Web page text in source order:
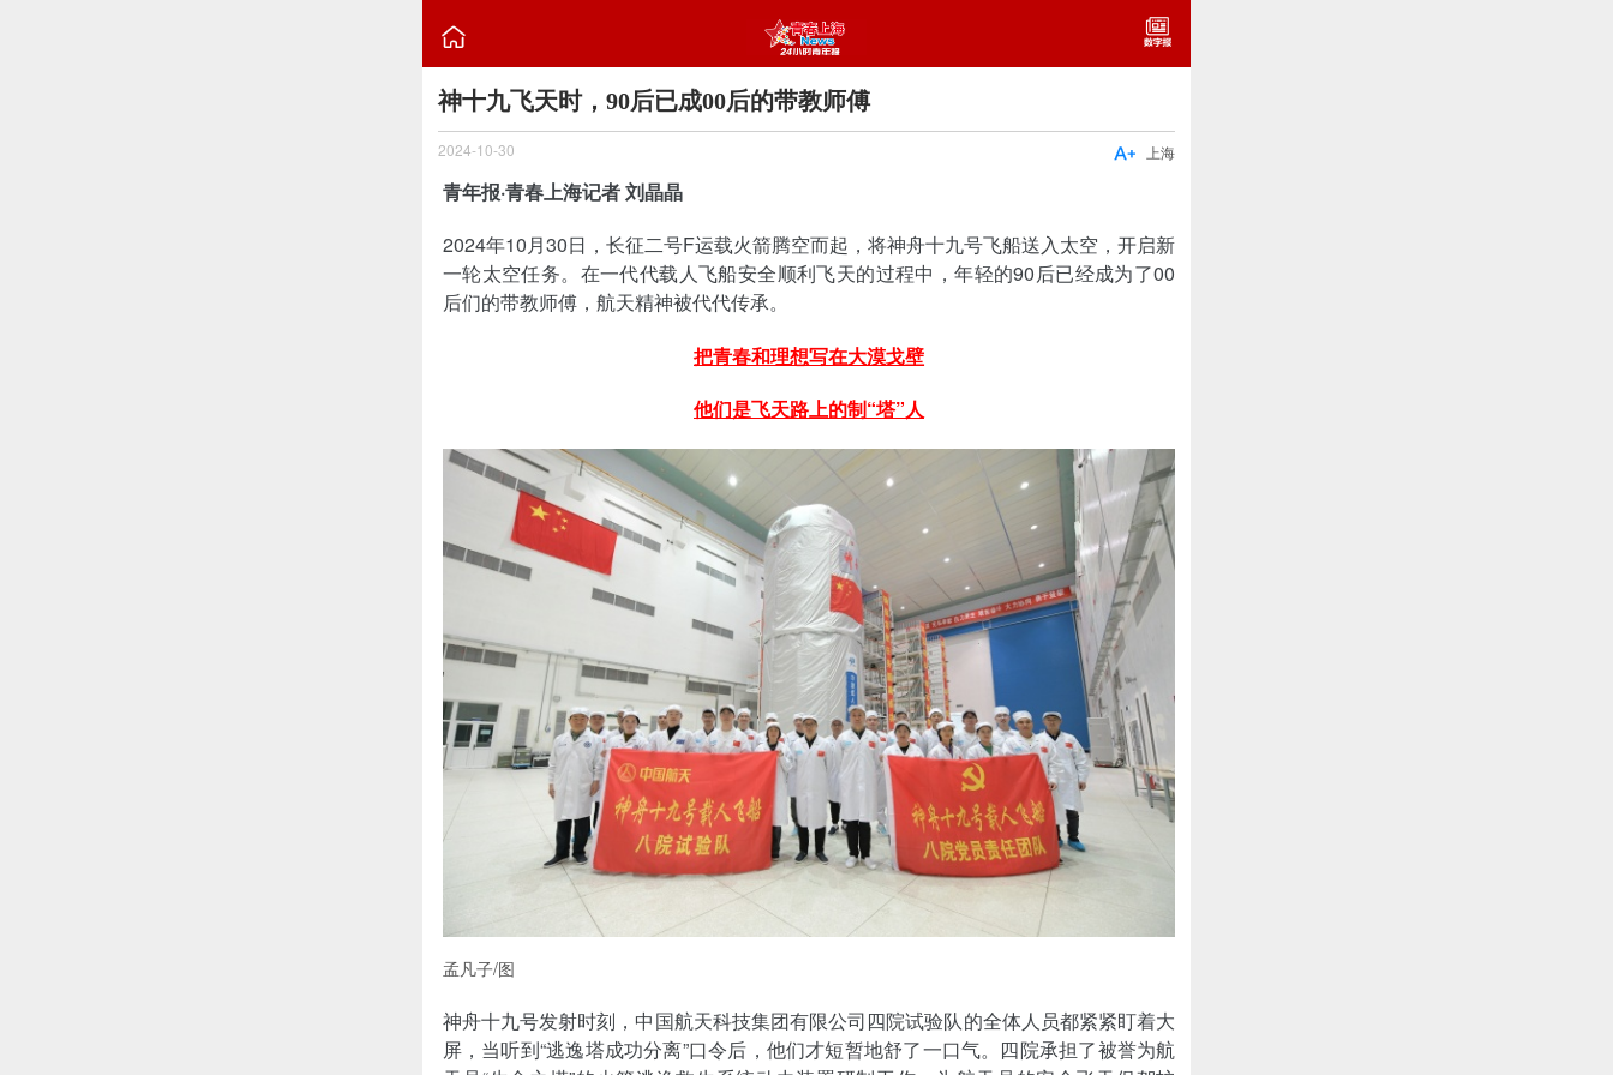

神十九飞天时，90后已成00后的带教师傅
2024-10-30 上海

青年报·青春上海记者 刘晶晶
2024年10月30日，长征二号F运载火箭腾空而起，将神舟十九号飞船送入太空，开启新
一轮太空任务。在一代代载人飞船安全顺利飞天的过程中，年轻的90后已经成为了00
后们的带教师傅，航天精神被代代传承。
把青春和理想写在大漠戈壁
他们是飞天路上的制“塔”人
孟凡子/图
神舟十九号发射时刻，中国航天科技集团有限公司四院试验队的全体人员都紧紧盯着大
屏，当听到“逃逸塔成功分离”口令后，他们才短暂地舒了一口气。四院承担了被誉为航